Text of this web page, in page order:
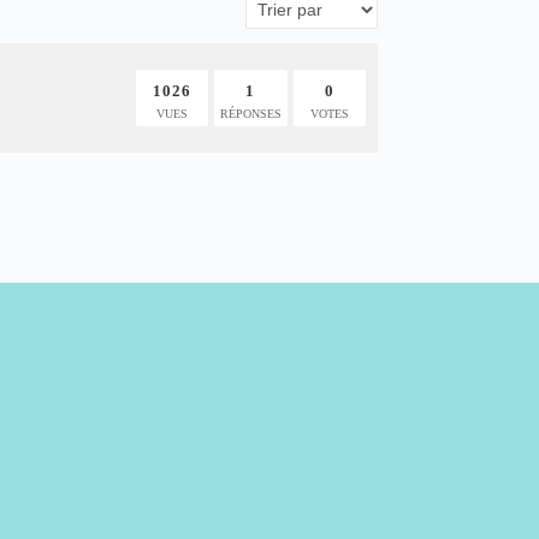
1026
VUES
1
RÉPONSES
0
VOTES